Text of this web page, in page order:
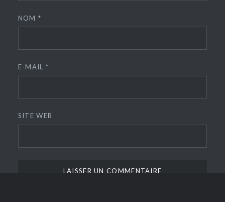
NOM*
E-MAIL *
SITE WEB